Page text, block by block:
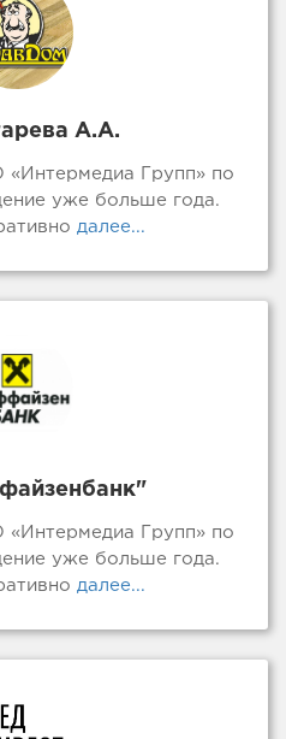
А.А.
Групп» по
уже больше года.
далее...
Групп» по
уже больше года.
далее...